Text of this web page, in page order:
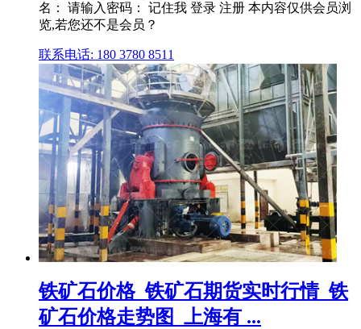
名： 请输入密码： 记住我 登录 注册 本内容仅供会员浏
览,若您还不是会员？
联系电话: 180 3780 8511
铁矿石价格_铁矿石期货实时行情_铁
矿石价格走势图_上海有 ...